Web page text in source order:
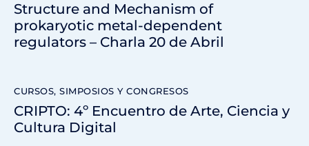
Structure and Mechanism of
prokaryotic metal-dependent
regulators – Charla 20 de Abril
CURSOS, SIMPOSIOS Y CONGRESOS
CRIPTO: 4º Encuentro de Arte, Ciencia y
Cultura Digital